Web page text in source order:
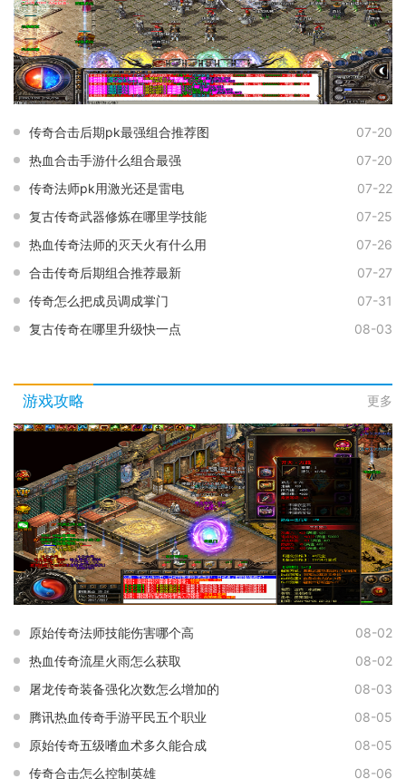
传奇合击后期pk最强组合推荐图
07-20
热血合击手游什么组合最强
07-20
传奇法师pk用激光还是雷电
07-22
复古传奇武器修炼在哪里学技能
07-25
热血传奇法师的灭天火有什么用
07-26
合击传奇后期组合推荐最新
07-27
传奇怎么把成员调成掌门
07-31
复古传奇在哪里升级快一点
08-03
游戏攻略 更多
原始传奇法师技能伤害哪个高
08-02
热血传奇流星火雨怎么获取
08-02
屠龙传奇装备强化次数怎么增加的
08-03
腾讯热血传奇手游平民五个职业
08-05
原始传奇五级嗜血术多久能合成
08-05
传奇合击怎么控制英雄
08-06